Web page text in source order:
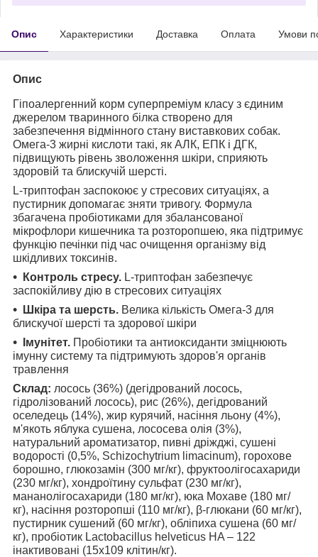
Опис Характеристики Доставка Оплата Умови
Опис
Гіпоалергенний корм суперпреміум класу з єдиним
джерелом тваринного білка створено для
забезпечення відмінного стану виставкових собак.
Омега-3 жирні кислоти такі, як АЛК, ЕПК і ДГК,
підвищують рівень зволоження шкіри, сприяють
здоровій та блискучій шерсті.
L-триптофан заспокоює у стресових ситуаціях, а
пустирник допомагає зняти тривогу. Формула
збагачена пробіотиками для збалансованої
мікрофлори кишечника та розторопшею, яка підтримує
функцію печінки під час очищення організму від
шкідливих токсинів.
Контроль стресу. L-триптофан забезпечує
заспокійливу дію в стресових ситуаціях
Шкіра та шерсть. Велика кількість Омега-3 для
блискучої шерсті та здорової шкіри
Імунітет. Пробіотики та антиоксиданти зміцнюють
імунну систему та підтримують здоров'я органів
травлення
Склад: лосось (36%) (дегідрований лосось,
гідролізований лосось), рис (26%), дегідрований
оселедець (14%), жир курячий, насіння льону (4%),
м'якоть яблука сушена, лососева олія (3%),
натуральний ароматизатор, пивні дріжджі, сушені
водорості (0,5%, Schizochytrium limacinum), горохове
борошно, глюкозамін (300 мг/кг), фруктоолігосахариди
(230 мг/кг), хондроїтину сульфат (230 мг/кг),
мананолігосахариди (180 мг/кг), юка Мохаве (180 мг/
кг), насіння розторопші (110 мг/кг), β-глюкани (60 мг/кг),
пустирник сушений (60 мг/кг), обліпиха сушена (60 мг/
кг), пробіотик Lactobacillus helveticus HA – 122
інактивовані (15х109 клітин/кг).